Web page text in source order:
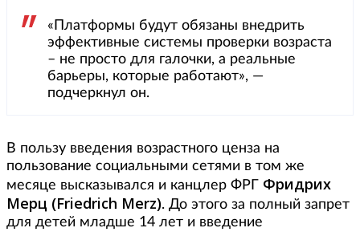
«Платформы будут обязаны внедрить
эффективные системы проверки возраста
– не просто для галочки, а реальные
барьеры, которые работают», —
подчеркнул он.
В пользу введения возрастного ценза на
пользование социальными сетями в том же
месяце высказывался и канцлер ФРГ Фридрих
Мерц (Friedrich Merz). До этого за полный запрет
для детей младше 14 лет и введение